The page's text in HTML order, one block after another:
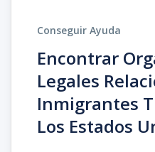
Conseguir Ayuda
Encontrar
Legales
Inmigrantes
Los Estados